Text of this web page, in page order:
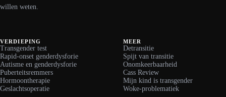
willen weten.
VERDIEPING
Transgender test
Rapid-onset genderdysforie
Autisme en genderdysforie
Puberteitsremmers
Hormoontherapie
Geslachtsoperatie
MEER
Detransitie
Spijt van transitie
Onomkeerbaarheid
Cass Review
Mijn kind is transgender
Woke-problematiek